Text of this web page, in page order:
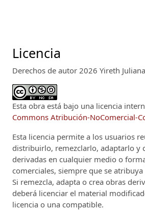
Licencia
Derechos de autor 2026 Yireth
Esta obra está bajo una licencia
Commons Atribución-NoComercial-
Esta licencia permite a los usuarios
distribuirlo, remezclarlo, adaptarlo y
derivadas en cualquier medio o
comerciales, siempre que se
Si remezcla, adapta o crea obras
deberá licenciar el material
licencia o una compatible.